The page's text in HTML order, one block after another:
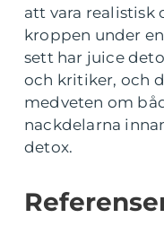
att vara realistisk
kroppen under
sett har juice
och kritiker, och
medveten om
nackdelarna
detox.